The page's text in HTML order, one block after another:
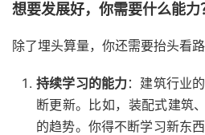
想要发展好，你需要什么能力
除了埋头算量，你还需要抬头看路
持续学习的能力：建筑行业
断更新。比如，装配式建筑
的趋势。你得不断学习新东